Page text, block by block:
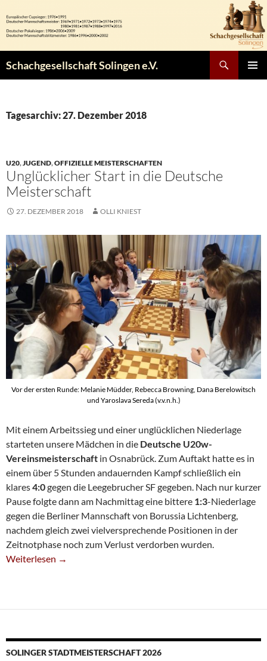
Inhalt
springen
Schachgesellschaft Solingen e.V.
Tagesarchiv: 27. Dezember 2018
U20,JUGEND,OFFIZIELLE MEISTERSCHAFTEN
Unglücklicher Start in die Deutsche
Meisterschaft
27. DEZEMBER 2018 OLLI KNIEST
Vor der ersten Runde: Melanie Müdder, Rebecca Browning, Dana Berelowitsch
und Yaroslava Sereda (v.v.n.h.)
Mit einem Arbeitssieg und einer unglücklichen Niederlage
starteten unsere Mädchen in die Deutsche U20w-
Vereinsmeisterschaft in Osnabrück. Zum Auftakt hatte es in
einem über 5 Stunden andauernden Kampf schließlich ein
klares4:0gegen die Leegebrucher SF gegeben. Nach nur kurzer
Pause folgte dann am Nachmittag eine bittere 1:3-Niederlage
gegen die Berliner Mannschaft von Borussia Lichtenberg,
nachdem gleich zwei vielversprechende Positionen in der
Zeitnotphase noch zum Verlust verdorben wurden.
Unglücklicher Start In Die Deutsche Meisterschaft
Weiterlesen →
SOLINGER STADTMEISTERSCHAFT 2026